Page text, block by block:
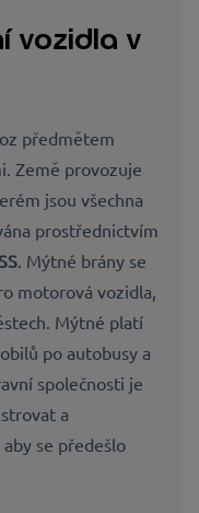
vozidla v
předmětem
Země provozuje
jsou všechna
prostřednictvím
. Mýtné brány se
motorová vozidla,
Mýtné platí
po autobusy a
společnosti je
a
se předešlo